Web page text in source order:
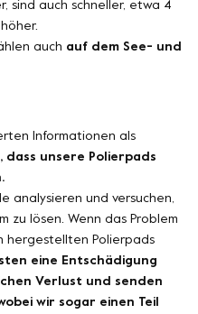
sind auch schneller, etwa 4
auch auf dem See- und
Informationen als
dass unsere Polierpads
analysieren und versuchen,
zu lösen. Wenn das Problem
hergestellten Polierpads
eine Entschädigung
Verlust und senden
wir sogar einen Teil